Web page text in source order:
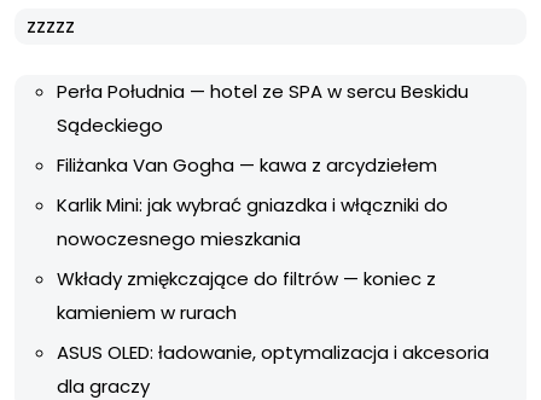
zzzzz
Perła Południa — hotel ze SPA w sercu Beskidu
Sądeckiego
Filiżanka Van Gogha — kawa z arcydziełem
Karlik Mini: jak wybrać gniazdka i włączniki do
nowoczesnego mieszkania
Wkłady zmiękczające do filtrów — koniec z
kamieniem w rurach
ASUS OLED: ładowanie, optymalizacja i akcesoria
dla graczy